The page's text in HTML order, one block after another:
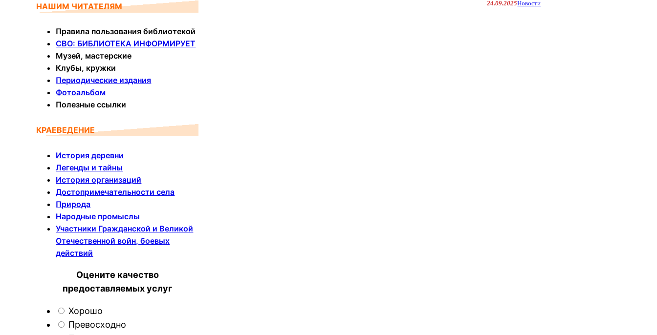
НАШИМ ЧИТАТЕЛЯМ
Правила пользования библиотекой
СВО: БИБЛИОТЕКА ИНФОРМИРУЕТ
Музей, мастерские
Клубы, кружки
Периодические издания
Фотоальбом
Полезные ссылки
КРАЕВЕДЕНИЕ
История деревни
Легенды и тайны
История организаций
Достопримечательности села
Природа
Народные промыслы
Участники Гражданской и Великой
Отечественной войн, боевых
действий
Оцените качество
предоставляемых услуг
Хорошо
Превосходно
24.09.2025Новости